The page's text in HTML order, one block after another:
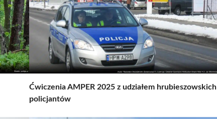
Ćwiczenia AMPER 2025 z udziałem hrubieszowskich
policjantów